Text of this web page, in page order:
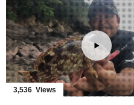
下にもかかわらず、軽いヘッド
ングで次々に良型マダイを引き
す。
■取材協力…福岡県福岡市/マリ
ーラー様
■使用アイテム
・チェンジアップヘッド35～
・チェンジストッパー
・チェンジアップ交換鈎
3,536